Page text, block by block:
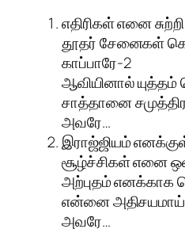
எதிரிகள் எனை
தூதர் சேனைகள்
காப்பாரே-2
ஆவியினால்
சாத்தானை
அவரே…
இராஜ்ஜியம்
சூழ்ச்சிகள் எனை
அற்புதம் எனக்காக
என்னை அதிசயமாய்
அவரே…